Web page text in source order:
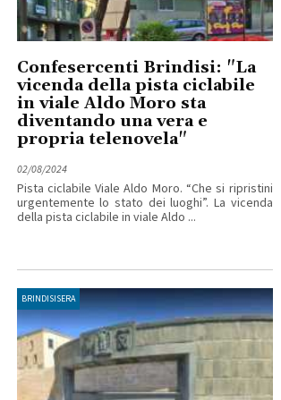
Confesercenti Brindisi: "La
vicenda della pista ciclabile
in viale Aldo Moro sta
diventando una vera e
propria telenovela"
02/08/2024
Pista ciclabile Viale Aldo Moro. “Che si ripristini
urgentemente lo stato dei luoghi”. La vicenda
della pista ciclabile in viale Aldo ...
BRINDISISERA